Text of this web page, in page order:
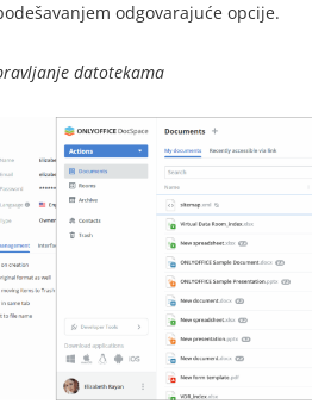
odgovarajuće opcije.
datotekama